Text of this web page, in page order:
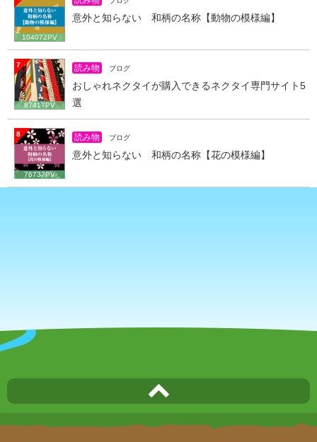
104072PV
意外と知らない 和柄の名称【動物の模様編】
7
87417PV
読み物 ブログ
おしゃれネクタイが購入できるネクタイ専門サイト5
選
8
76737PV
読み物 ブログ
意外と知らない 和柄の名称【花の模様編】